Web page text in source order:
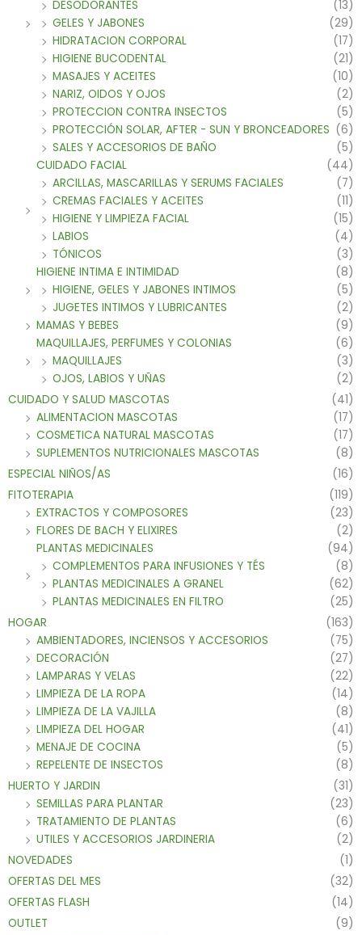
DESODORANTES
(13)
GELES Y JABONES
(29)
HIDRATACION CORPORAL
(17)
HIGIENE BUCODENTAL
(21)
MASAJES Y ACEITES
(10)
NARIZ, OIDOS Y OJOS
(2)
PROTECCION CONTRA INSECTOS
(5)
PROTECCIÓN SOLAR, AFTER - SUN Y BRONCEADORES (6)
SALES Y ACCESORIOS DE BAÑO
(5)
CUIDADO FACIAL
(44)
ARCILLAS, MASCARILLAS Y SERUMS FACIALES
(7)
CREMAS FACIALES Y ACEITES
(11)
HIGIENE Y LIMPIEZA FACIAL
(15)
LABIOS
(4)
TÓNICOS
(3)
HIGIENE INTIMA E INTIMIDAD
(8)
HIGIENE, GELES Y JABONES INTIMOS
(5)
JUGETES INTIMOS Y LUBRICANTES
(2)
MAMAS Y BEBES
(9)
MAQUILLAJES, PERFUMES Y COLONIAS
(6)
MAQUILLAJES
(3)
OJOS, LABIOS Y UÑAS
(2)
CUIDADO Y SALUD MASCOTAS
(41)
ALIMENTACION MASCOTAS
(17)
COSMETICA NATURAL MASCOTAS
(17)
SUPLEMENTOS NUTRICIONALES MASCOTAS
(8)
ESPECIAL NIÑOS/AS
(16)
FITOTERAPIA
(119)
EXTRACTOS Y COMPOSORES
(23)
FLORES DE BACH Y ELIXIRES
(2)
PLANTAS MEDICINALES
(94)
COMPLEMENTOS PARA INFUSIONES Y TÉS
(8)
PLANTAS MEDICINALES A GRANEL
(62)
PLANTAS MEDICINALES EN FILTRO
(25)
HOGAR
(163)
AMBIENTADORES, INCIENSOS Y ACCESORIOS
(75)
DECORACIÓN
(27)
LAMPARAS Y VELAS
(22)
LIMPIEZA DE LA ROPA
(14)
LIMPIEZA DE LA VAJILLA
(8)
LIMPIEZA DEL HOGAR
(41)
MENAJE DE COCINA
(5)
REPELENTE DE INSECTOS
(8)
HUERTO Y JARDIN
(31)
SEMILLAS PARA PLANTAR
(23)
TRATAMIENTO DE PLANTAS
(6)
UTILES Y ACCESORIOS JARDINERIA
(2)
NOVEDADES
(1)
OFERTAS DEL MES
(32)
OFERTAS FLASH
(14)
OUTLET
(9)